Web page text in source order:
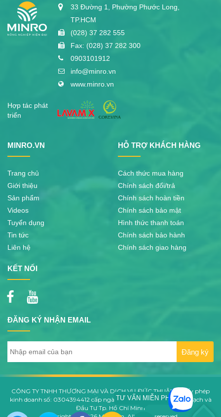
33 Đường 1, Phường Phước Long,
TP.HCM
(028) 37 282 555
Fax: (028) 37 282 300
0903101912
info@minro.vn
www.minro.vn
Hợp tác phát
triển
MINRO.VN
Trang chủ
Giới thiệu
Sản phẩm
Videos
Tuyển dụng
Tin tức
Liên hệ
HỖ TRỢ KHÁCH HÀNG
Cách thức mua hàng
Chính sách đổi/trả
Chính sách hoàn tiền
Chính sách bảo mật
Hình thức thanh toán
Chính sách bảo hành
Chính sách giao hàng
KẾT NỐI
ĐĂNG KÝ NHẬN EMAIL
CÔNG TY TNHH THƯƠNG MẠI VÀ DỊCH VỤ ĐỨC THUẬN - Giấy phép
kinh doanh số: 0304394412 cấp ngày 06/06/2006 bởi Sở Kế Hoạch và
Đầu Tư Tp. Hồ Chí Minh
TƯ VẤN MIỄN PHÍ